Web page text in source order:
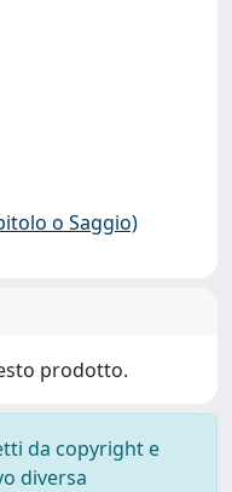
o Saggio)
prodotto.
da copyright e
diversa